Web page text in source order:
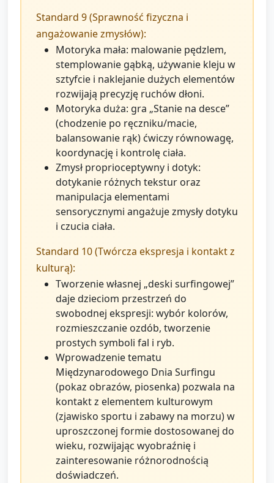
Standard 9 (Sprawność fizyczna i
angażowanie zmysłów):
Motoryka mała: malowanie pędzlem,
stemplowanie gąbką, używanie kleju w
sztyfcie i naklejanie dużych elementów
rozwijają precyzję ruchów dłoni.
Motoryka duża: gra „Stanie na desce”
(chodzenie po ręczniku/macie,
balansowanie rąk) ćwiczy równowagę,
koordynację i kontrolę ciała.
Zmysł proprioceptywny i dotyk:
dotykanie różnych tekstur oraz
manipulacja elementami
sensorycznymi angażuje zmysły dotyku
i czucia ciała.
Standard 10 (Twórcza ekspresja i kontakt z
kulturą):
Tworzenie własnej „deski surfingowej”
daje dzieciom przestrzeń do
swobodnej ekspresji: wybór kolorów,
rozmieszczanie ozdób, tworzenie
prostych symboli fal i ryb.
Wprowadzenie tematu
Międzynarodowego Dnia Surfingu
(pokaz obrazów, piosenka) pozwala na
kontakt z elementem kulturowym
(zjawisko sportu i zabawy na morzu) w
uproszczonej formie dostosowanej do
wieku, rozwijając wyobraźnię i
zainteresowanie różnorodnością
doświadczeń.